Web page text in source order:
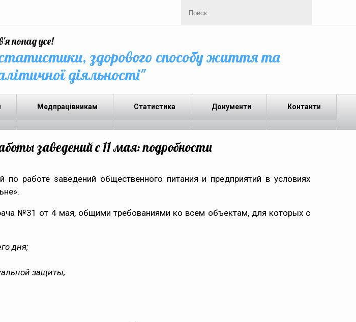
понад усе!
здорового способу життя та
діяльності"
Медпрацівникам Статистика Документи Контакти
заведений с 11 мая: подробности
работе заведений общественного питания и предприятий в условиях
№31 от 4 мая, общими требованиями ко всем объектам, для которых с
дня;
защиты;